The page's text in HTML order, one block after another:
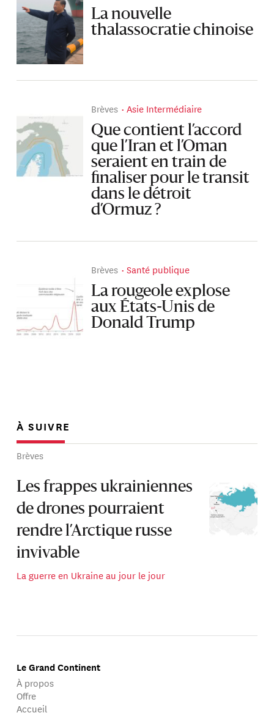
La nouvelle
thalassocratie chinoise
Brèves Asie Intermédiaire
Que contient l’accord
que l’Iran et l’Oman
seraient en train de
finaliser pour le transit
dans le détroit
d’Ormuz ?
Brèves Santé publique
La rougeole explose
aux États-Unis de
Donald Trump
À SUIVRE
Brèves
Les frappes ukrainiennes
de drones pourraient
rendre l’Arctique russe
invivable
La guerre en Ukraine au jour le jour
Le Grand Continent
À propos
Offre
Accueil